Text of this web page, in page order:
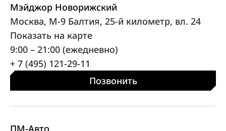
Мэйджор Новорижский
Москва, М-9 Балтия, 25-й километр, вл. 24
Показать на карте
9:00 – 21:00 (ежедневно)
+ 7 (495) 121-29-11
Позвонить
ПМ-Авто